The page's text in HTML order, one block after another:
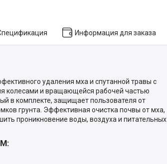
Информация для заказа
удаления мха и спутанной травы с
колесами и вращающейся рабочей частью
в комплекте, защищает пользователя от
грунта. Эффективная очистка почвы от мха,
проникновение воды, воздуха и питательных
: